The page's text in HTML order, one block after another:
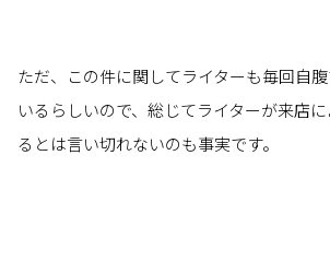
ただ、この件に関してライターも毎回自
いるらしいので、総じてライターが来店
るとは言い切れないのも事実です。